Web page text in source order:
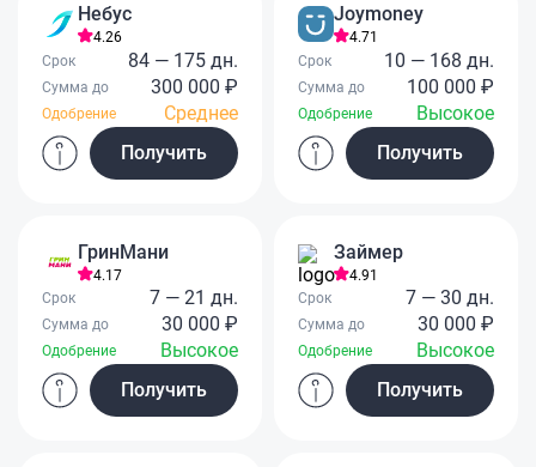
Небус
4.26
Срок
84 — 175 дн.
Сумма до 300 000 ₽
Одобрение
Среднее
Получить
Joymoney
4.71
Срок
10 — 168 дн.
Сумма до 100 000 ₽
Одобрение
Высокое
Получить
ГринМани
4.17
Срок
7 — 21 дн.
Сумма до 30 000 ₽
Одобрение
Высокое
Получить
Займер
4.91
Срок
7 — 30 дн.
Сумма до 30 000 ₽
Одобрение
Высокое
Получить